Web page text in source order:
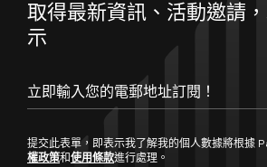
取得最新資訊、活動邀請
示
提交此表單，即表示我了解我的個人數據將根據
權政策和使用條款進行處理。